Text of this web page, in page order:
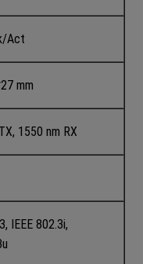
Act
mm
1550 nm RX
IEEE 802.3i,